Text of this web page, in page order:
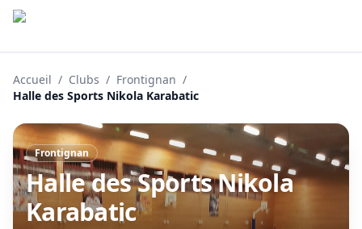
Accueil / Clubs / Frontignan /
Halle des Sports Nikola Karabatic
Frontignan
Halle des Sports Nikola
Karabatic